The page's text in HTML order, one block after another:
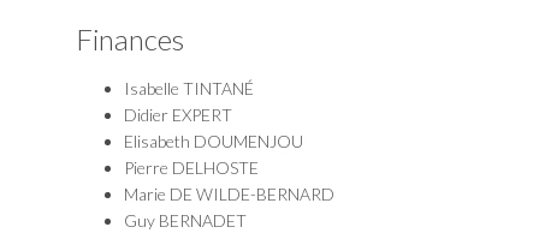
Finances
Isabelle TINTANÉ
Didier EXPERT
Elisabeth DOUMENJOU
Pierre DELHOSTE
Marie DE WILDE-BERNARD
Guy BERNADET